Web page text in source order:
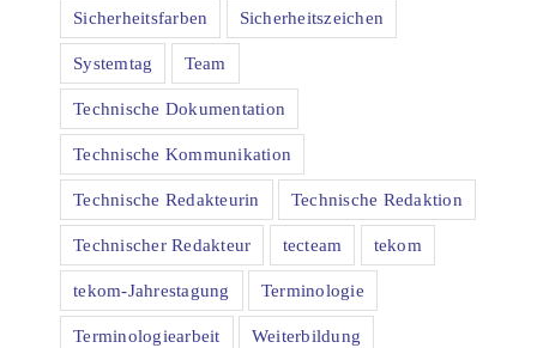
Sicherheitsfarben Sicherheitszeichen
Systemtag Team
Technische Dokumentation
Technische Kommunikation
Technische Redakteurin Technische Redaktion
Technischer Redakteur tecteam tekom
tekom-Jahrestagung Terminologie
Terminologiearbeit Weiterbildung